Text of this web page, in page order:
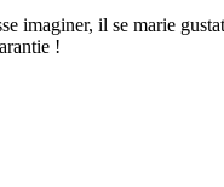
imaginer, il se marie
!